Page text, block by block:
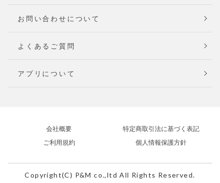
お問い合わせについて
よくあるご質問
アプリについて
会社概要
特定商取引法に基づく表記
ご利用規約
個人情報保護方針
Copyright(C) P&M co.,ltd All Rights Reserved.